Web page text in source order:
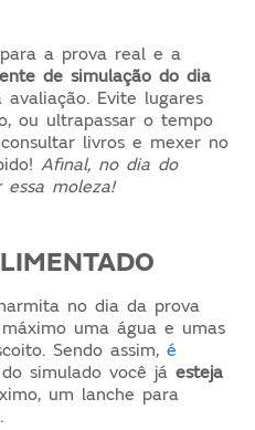
a prova real e a
de simulação do dia
Evite lugares
ou ultrapassar o tempo
livros e mexer no
Afinal, no dia do
moleza!
no dia da prova
uma água e umas
Sendo assim,é
simulado você jáesteja
um lanche para